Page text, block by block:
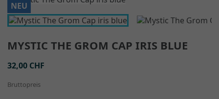
NEU
MYSTIC THE GROM CAP IRIS BLUE
32,00 CHF
Bruttopreis